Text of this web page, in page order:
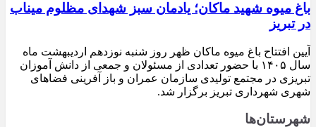
باغ میوه شهید ماکان؛ یادمان سبز شهدای مظلوم میناب
در تبریز
آیین افتتاح باغ میوه ماکان ظهر روز شنبه نوزدهم اردیبهشت ماه
سال ۱۴۰۵ با حضور تعدادی از مسئولان و جمعی از دانش آموزان
تبریزی در مجتمع تولیدی سازمان عمران و باز آفرینی فضاهای
شهری شهرداری تبریز برگزار شد.
شهرستان‌ها